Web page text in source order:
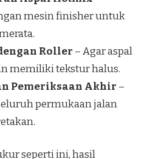
mesin finisher untuk
Roller – Agar aspal
memiliki tekstur halus.
Pemeriksaan Akhir –
permukaan jalan
seperti ini, hasil